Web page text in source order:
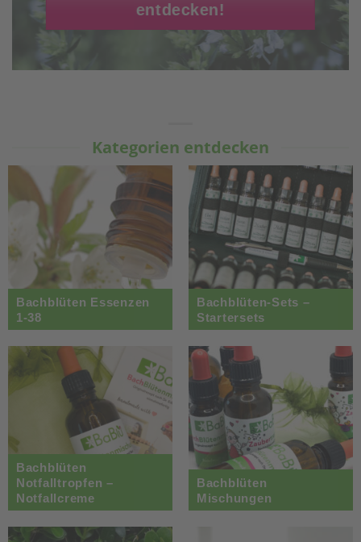
entdecken!
Kategorien entdecken
Bachblüten Essenzen
1-38
Bachblüten-Sets –
Startersets
Bachblüten
Notfalltropfen –
Notfallcreme
Bachblüten
Mischungen